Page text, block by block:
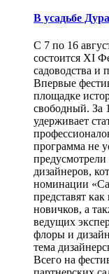
В усадьбе
С 7 по 16
состоится XI
садоводства и
Впервые
площадке
свободный. За
удерживает
программа не
дизайнеров,
номинации
представят
новичков, а
ведущих
флоры и
тема
Всего на